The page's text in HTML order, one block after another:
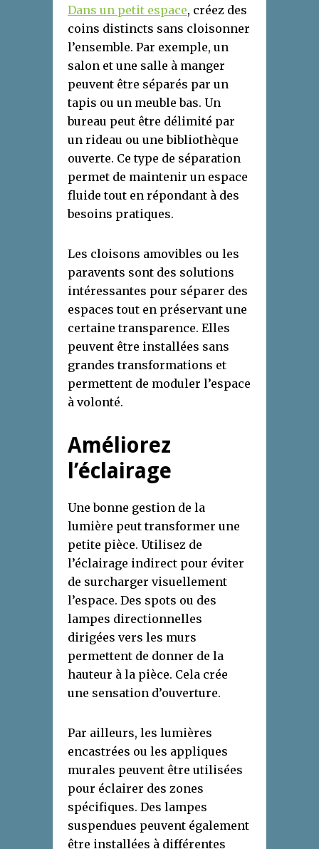
Dans un petit espace, créez des
coins distincts sans cloisonner
l’ensemble. Par exemple, un
salon et une salle à manger
peuvent être séparés par un
tapis ou un meuble bas. Un
bureau peut être délimité par
un rideau ou une bibliothèque
ouverte. Ce type de séparation
permet de maintenir un espace
fluide tout en répondant à des
besoins pratiques.
Les cloisons amovibles ou les
paravents sont des solutions
intéressantes pour séparer des
espaces tout en préservant une
certaine transparence. Elles
peuvent être installées sans
grandes transformations et
permettent de moduler l’espace
à volonté.
Améliorez
l’éclairage
Une bonne gestion de la
lumière peut transformer une
petite pièce. Utilisez de
l’éclairage indirect pour éviter
de surcharger visuellement
l’espace. Des spots ou des
lampes directionnelles
dirigées vers les murs
permettent de donner de la
hauteur à la pièce. Cela crée
une sensation d’ouverture.
Par ailleurs, les lumières
encastrées ou les appliques
murales peuvent être utilisées
pour éclairer des zones
spécifiques. Des lampes
suspendues peuvent également
être installées à différentes